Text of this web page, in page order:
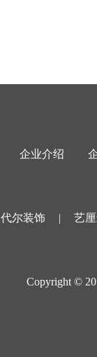
企业介绍
代尔装饰 | 艺
Copyright ©